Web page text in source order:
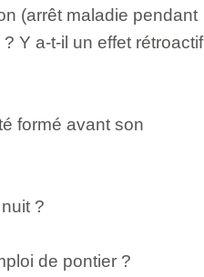
(arrêt maladie pendant
Y a-t-il un effet rétroactif
formé avant son
?
de pontier ?